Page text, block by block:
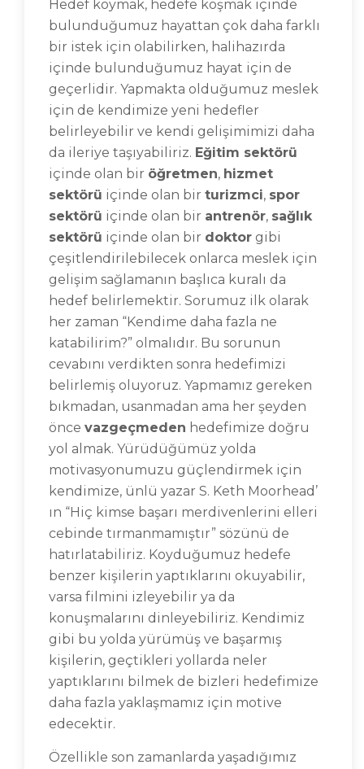
Hedef koymak, hedefe koşmak içinde
bulunduğumuz hayattan çok daha farklı
bir istek için olabilirken, halihazırda
içinde bulunduğumuz hayat için de
geçerlidir. Yapmakta olduğumuz meslek
için de kendimize yeni hedefler
belirleyebilir ve kendi gelişimimizi daha
da ileriye taşıyabiliriz. Eğitim sektörü
içinde olan bir öğretmen, hizmet
sektörü içinde olan bir turizmci, spor
sektörü içinde olan bir antrenör, sağlık
sektörü içinde olan bir doktor gibi
çeşitlendirilebilecek onlarca meslek için
gelişim sağlamanın başlıca kuralı da
hedef belirlemektir. Sorumuz ilk olarak
her zaman “Kendime daha fazla ne
katabilirim?” olmalıdır. Bu sorunun
cevabını verdikten sonra hedefimizi
belirlemiş oluyoruz. Yapmamız gereken
bıkmadan, usanmadan ama her şeyden
önce vazgeçmeden hedefimize doğru
yol almak. Yürüdüğümüz yolda
motivasyonumuzu güçlendirmek için
kendimize, ünlü yazar S. Keth Moorhead’
ın “Hiç kimse başarı merdivenlerini elleri
cebinde tırmanmamıştır” sözünü de
hatırlatabiliriz. Koyduğumuz hedefe
benzer kişilerin yaptıklarını okuyabilir,
varsa filmini izleyebilir ya da
konuşmalarını dinleyebiliriz. Kendimiz
gibi bu yolda yürümüş ve başarmış
kişilerin, geçtikleri yollarda neler
yaptıklarını bilmek de bizleri hedefimize
daha fazla yaklaşmamız için motive
edecektir.
Özellikle son zamanlarda yaşadığımız